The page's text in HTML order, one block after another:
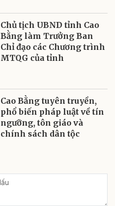
Chủ tịch UBND tỉnh Cao
Bằng làm Trưởng Ban
Chỉ đạo các Chương trình
MTQG của tỉnh
Cao Bằng tuyên truyền,
phổ biến pháp luật về tín
ngưỡng, tôn giáo và
chính sách dân tộc